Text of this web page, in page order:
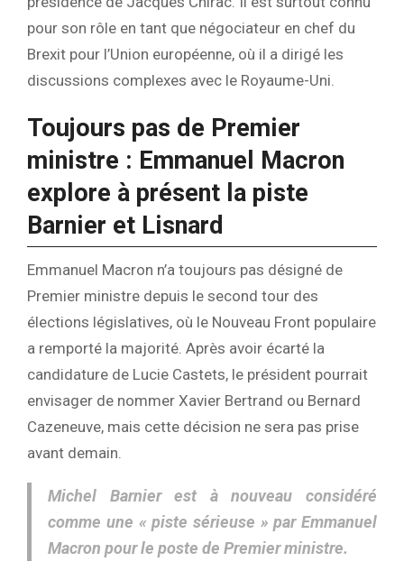
pour son rôle en tant que négociateur en chef du
Brexit pour l’Union européenne, où il a dirigé les
discussions complexes avec le Royaume-Uni.
Toujours pas de Premier
ministre : Emmanuel Macron
explore à présent la piste
Barnier et Lisnard
Emmanuel Macron n’a toujours pas désigné de
Premier ministre depuis le second tour des
élections législatives, où le Nouveau Front populaire
a remporté la majorité. Après avoir écarté la
candidature de Lucie Castets, le président pourrait
envisager de nommer Xavier Bertrand ou Bernard
Cazeneuve, mais cette décision ne sera pas prise
avant demain.
Michel Barnier est à nouveau considéré
comme une « piste sérieuse » par Emmanuel
Macron pour le poste de Premier ministre.